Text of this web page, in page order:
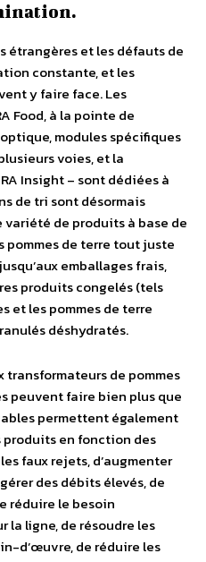
étrangères et les défauts de
constante, et les
y faire face. Les
Food, à la pointe de
modules spécifiques
voies, et la
Insight – sont dédiées à
de tri sont désormais
de produits à base de
pommes de terre tout juste
emballages frais,
produits congelés (tels
et les pommes de terre
déshydratés.
transformateurs de pommes
peuvent faire bien plus que
permettent également
produits en fonction des
faux rejets, d’augmenter
des débits élevés, de
réduire le besoin
la ligne, de résoudre les
d’œuvre, de réduire les